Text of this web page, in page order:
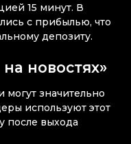
15 минут. В
с прибылью, что
депозиту.
новостях»
значительно
используют этот
после выхода